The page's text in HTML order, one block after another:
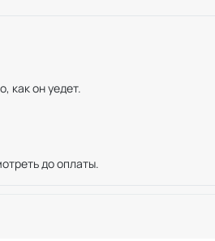
как он уедет.
до оплаты.